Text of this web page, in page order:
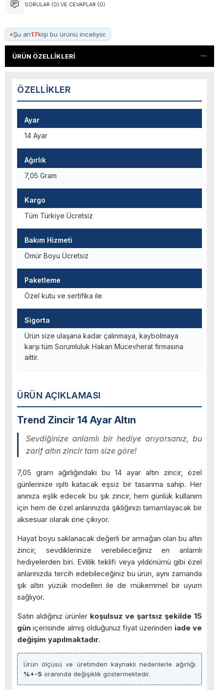
SORULAR (0) VE CEVAPLAR (0)
●Şu an17kişi bu ürünü inceliyor.
ÜRÜN ÖZELLIKLERI
ÜRÜN AÇIKLAMASI
Trend Zincir 14 Ayar Altın
Sevdiğinize anlamlı bir hediye arıyorsanız, bu
zarif altın zincir tam size göre!
7,05 gram ağırlığındaki bu 14 ayar altın zincir, özel
günlerinize ışıltı katacak eşsiz bir tasarıma sahip. Her
anınıza eşlik edecek bu şık zincir, hem günlük kullanım
için hem de özel anlarınızda şıklığınızı tamamlayacak bir
aksesuar olarak öne çıkıyor.
Hayat boyu saklanacak değerli bir armağan olan bu altın
zincir, sevdiklerinize verebileceğiniz en anlamlı
hediyelerden biri. Evlilik teklifi veya yıldönümü gibi özel
anlarınızda tercih edebileceğiniz bu ürün, aynı zamanda
şık altın yüzük modelleri ile de mükemmel bir uyum
sağlıyor.
Satın aldığınız ürünler koşulsuz ve şartsız şekilde 15
gün içerisinde almış olduğunuz fiyat üzerinden iade ve
değişim yapılmaktadır.
Ürün ölçüsü ve üretimden kaynaklı nedenlerle ağırlığı
%+-5 oranında değişiklik göstermektedir.
ÖZELLIKLER
Ayar
14 Ayar
Ağırlık
7,05 Gram
Kargo
Tüm Türkiye Ücretsiz
Bakım Hizmeti
Ömür Boyu Ücretsiz
Paketleme
Özel kutu ve sertifika ile
Sigorta
Ürün size ulaşana kadar çalınmaya, kaybolmaya
karşı tüm Sorumluluk Hakan Mücevherat firmasına
aittir.